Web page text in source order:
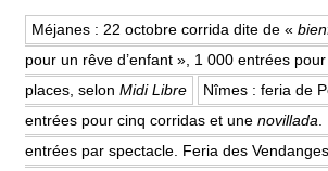
Méjanes : 22 octobre corrida dite de «
pour un rêve d’enfant », 1 000 entrées
places, selonMidi Libre
Nîmes : feria de
entrées pour cinq corridas et unenovillada.
entrées par spectacle. Feria des